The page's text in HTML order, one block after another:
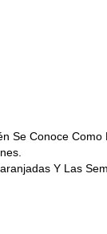
Se Conoce
Y Las